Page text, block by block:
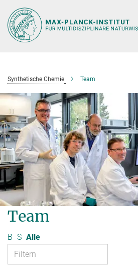
Hauptinhalt
Synthetische Chemie Team
Team
B S Alle